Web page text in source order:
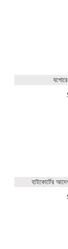
হাইকোর্টের